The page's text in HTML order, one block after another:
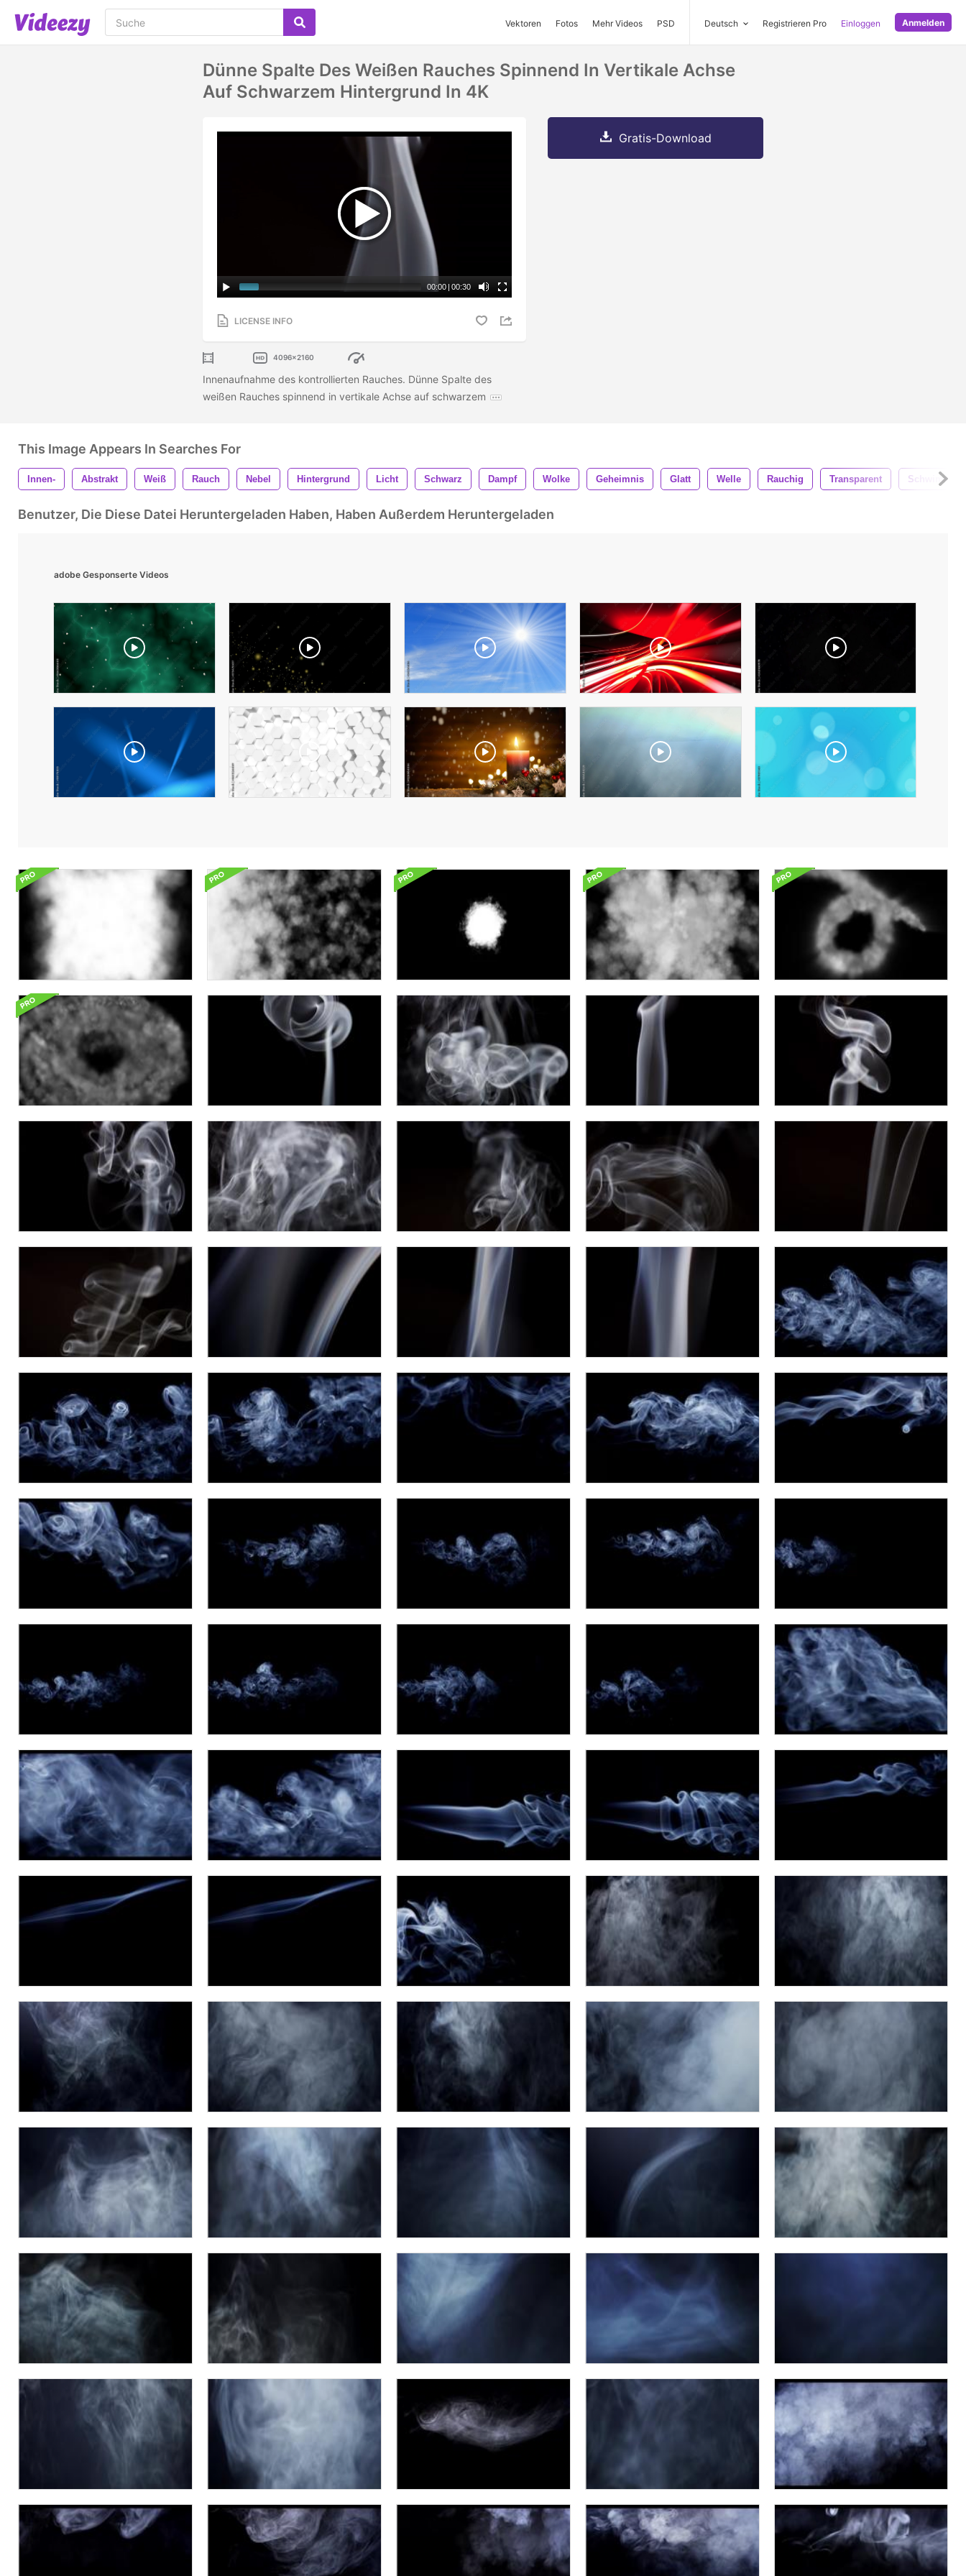
Vektoren Fotos Mehr Videos PSD Deutsch Registrieren Pro Einloggen Anmelden
Dünne Spalte Des Weißen Rauches Spinnend In Vertikale Achse
Auf Schwarzem Hintergrund In 4K
00:00 | 00:30
LICENSE INFO
4096x2160
Innenaufnahme des kontrollierten Rauches. Dünne Spalte des
weißen Rauches spinnend in vertikale Achse auf schwarzem
Gratis-Download
This Image Appears In Searches For
Innen- Abstrakt Weiß Rauch Nebel Hintergrund Licht Schwarz Dampf Wolke Geheimnis Glatt Welle Rauchig Transparent
Benutzer, Die Diese Datei Heruntergeladen Haben, Haben Außerdem Heruntergeladen
adobe Gesponserte Videos